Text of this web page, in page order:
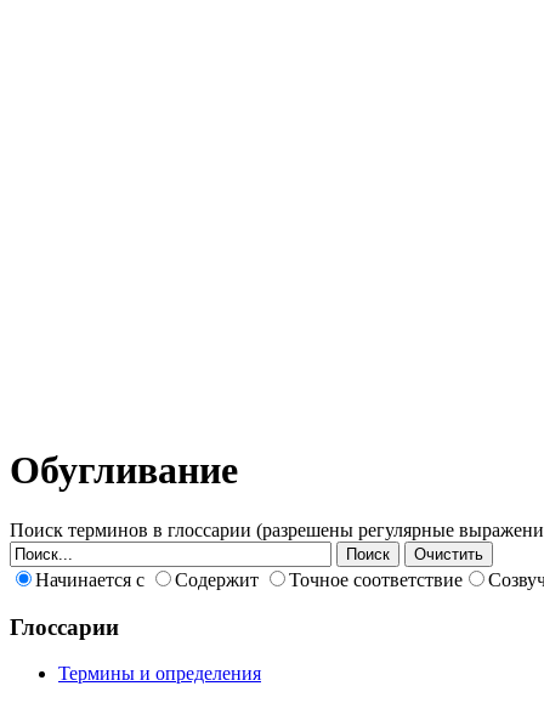
Обугливание
Поиск терминов в глоссарии (разрешены регулярные
Начинается с Содержит Точное соответствие
Глоссарии
Термины и определения